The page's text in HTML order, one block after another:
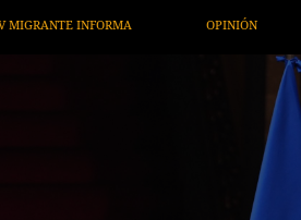
ARTÍCULOS ARTE / ENTRETENIMIENTO